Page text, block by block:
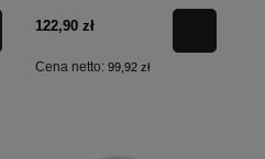
122,90 zł
Cena netto: 99,92 zł